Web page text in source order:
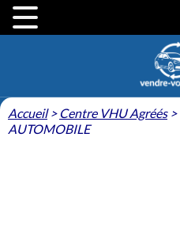
Accueil> Centre VHU Agréés>
AUTOMOBILE